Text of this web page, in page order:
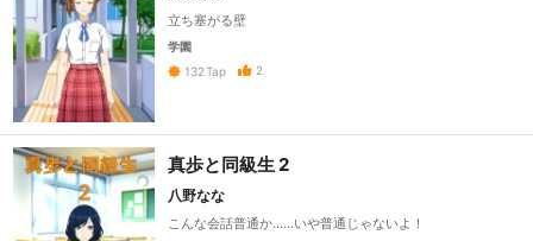
立ち塞がる壁
学園
132 Tap 2
真歩と同級生 2
八野なな
こんな会話普通か……いや普通じゃないよ！